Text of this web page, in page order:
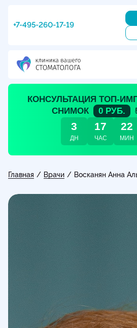
+7-495-260-17-19
КОНСУЛЬТАЦИЯ ТОП-
СНИМОК
0 РУБ.
3
ДН
17
ЧАС
22
МИН
Главная / Врачи / Восканян Анна